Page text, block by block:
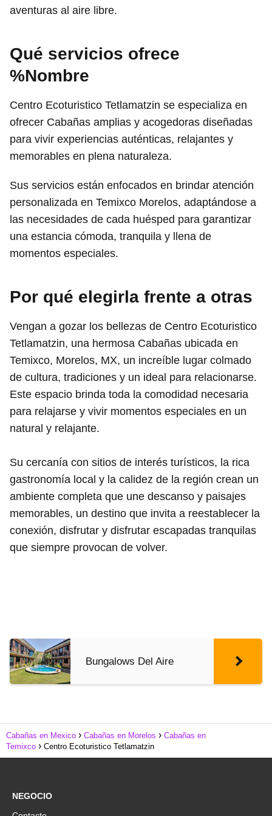
aventuras al aire libre.
Qué servicios ofrece
%Nombre
Centro Ecoturistico Tetlamatzin se especializa en
ofrecer Cabañas amplias y acogedoras diseñadas
para vivir experiencias auténticas, relajantes y
memorables en plena naturaleza.
Sus servicios están enfocados en brindar atención
personalizada en Temixco Morelos, adaptándose a
las necesidades de cada huésped para garantizar
una estancia cómoda, tranquila y llena de
momentos especiales.
Por qué elegirla frente a otras
Vengan a gozar los bellezas de Centro Ecoturistico
Tetlamatzin, una hermosa Cabañas ubicada en
Temixco, Morelos, MX, un increíble lugar colmado
de cultura, tradiciones y un ideal para relacionarse.
Este espacio brinda toda la comodidad necesaria
para relajarse y vivir momentos especiales en un
natural y relajante.
Su cercanía con sitios de interés turísticos, la rica
gastronomía local y la calidez de la región crean un
ambiente completa que une descanso y paisajes
memorables, un destino que invita a reestablecer la
conexión, disfrutar y disfrutar escapadas tranquilas
que siempre provocan de volver.
Bungalows Del Aire
Cabañas en Mexico Cabañas en Morelos
Cabañas en
Temixco
Centro Ecoturistico Tetlamatzin
NEGOCIO